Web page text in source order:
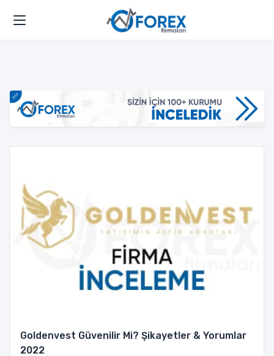
Goldenvest Güvenilir Mi? Şikayetler & Yorumlar
2022